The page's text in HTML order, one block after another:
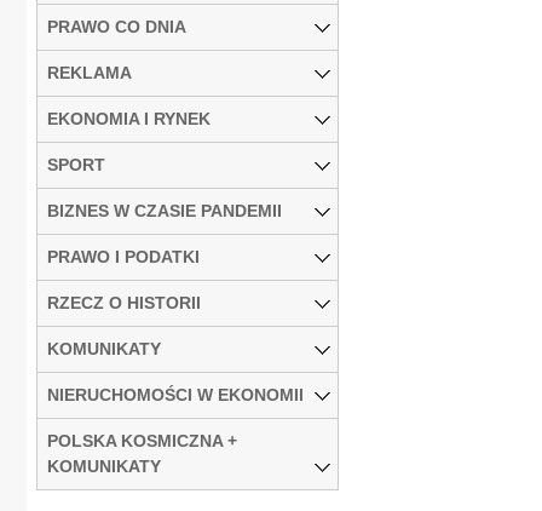
PRAWO CO DNIA
REKLAMA
EKONOMIA I RYNEK
SPORT
BIZNES W CZASIE PANDEMII
PRAWO I PODATKI
RZECZ O HISTORII
KOMUNIKATY
NIERUCHOMOŚCI W EKONOMII
POLSKA KOSMICZNA +
KOMUNIKATY